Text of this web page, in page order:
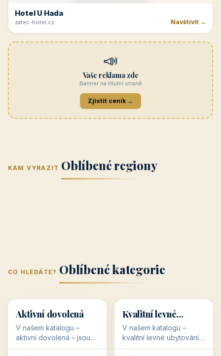
Hotel U Hada
zatec-hotel.cz Navštívit →
📣
Vaše reklama zde
Banner na titulní straně
Zjistit ceník →
KAM VYRAZIT Oblíbené regiony
(Jihomoravský
kraj)
kraj)
Zlínský kraj Žilinský
Karlovarský
Střední Čechy
(Středočeský
CO HLEDÁTE? Oblíbené kategorie
🥾 36 objektů
Aktivní dovolená
V našem katalogu –
aktivní dovolená – jsou
pro Vás připraveny
💰
💰
34 objektů
Kvalitní levné
ubytování
V našem katalogu –
kvalitní levné ubytování –
jsou pro Vás připraveny